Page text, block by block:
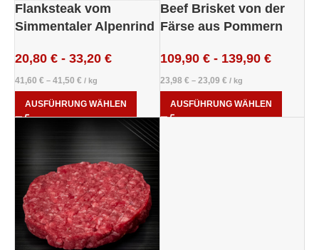
Flanksteak vom
Simmentaler Alpenrind
20,80 € - 33,20 €
41,60 € – 41,50 € / kg
AUSFÜHRUNG WÄHLEN
Beef Brisket von der
Färse aus Pommern
109,90 €- 139,90 €
23,98 € – 23,09 € / kg
AUSFÜHRUNG WÄHLEN